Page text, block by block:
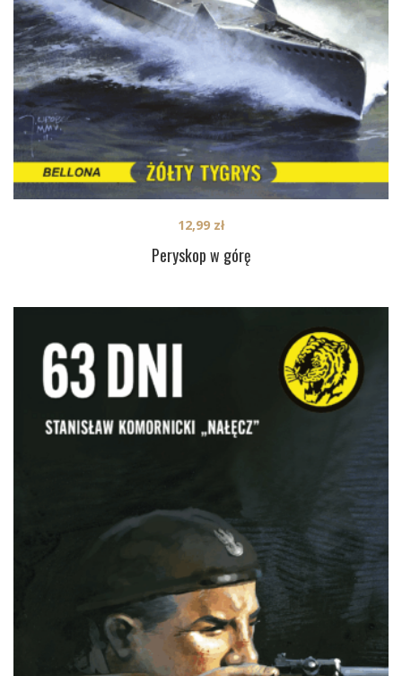
Peryskop w górę
12,99 zł